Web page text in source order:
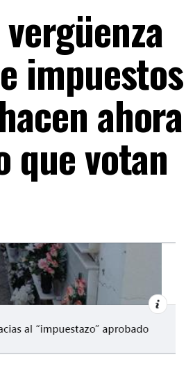
impuestos
ahora
que votan